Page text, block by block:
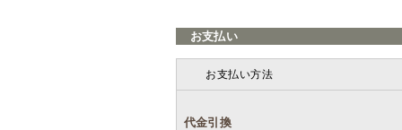
お支払い
お支払い方法
代金引換